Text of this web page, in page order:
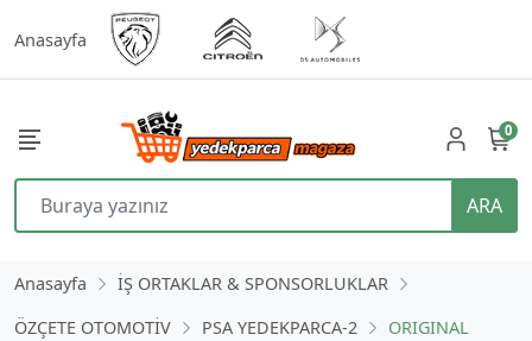
Anasayfa
ARA
0
Anasayfa
İŞ ORTAKLAR & SPONSORLUKLAR
ÖZÇETE OTOMOTİV
PSA YEDEKPARCA-2 ORIGINAL